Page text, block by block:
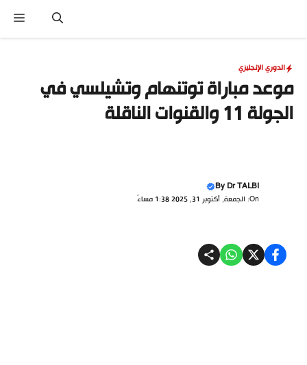
المحتوى
الدوري الإنجليزي
موعد مباراة توتنهام وتشيلسي في
الجولة 11 والقنوات الناقلة
ByDr TALBI
On: الجمعة, أكتوبر 31, 2025 1:38 مساءً